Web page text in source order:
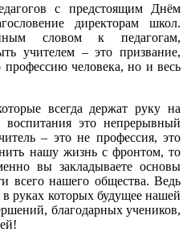
с предстоящим Днём
директорам школ.
словом к педагогам,
учителем – это призвание,
профессию человека, но и весь
всегда держат руку на
воспитания это непрерывный
– это не профессия, это
нашу жизнь с фронтом, то
вы закладываете основы
всего нашего общества. Ведь
руках которых будущее нашей
благодарных учеников,